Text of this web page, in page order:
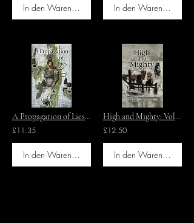
In den Warenkorb In den Warenkorb
A Propagation of Lies (High and Mighty: Volume 2)
£11.35
In den Warenkorb
High and Mighty: Volume 1 - Autobiography
£12.50
In den Warenkorb